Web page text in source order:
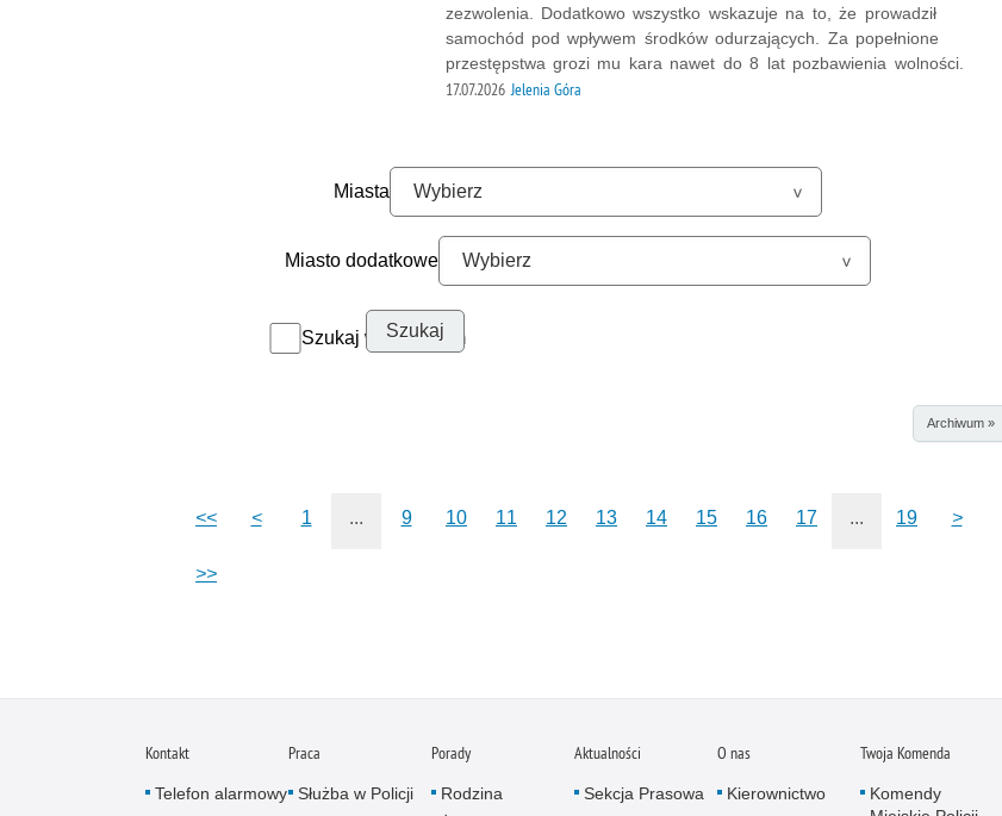
zezwolenia. Dodatkowo wszystko wskazuje na to, że prowadził
samochód pod wpływem środków odurzających. Za popełnione
przestępstwa grozi mu kara nawet do 8 lat pozbawienia wolności.
17.07.2026 Jelenia Góra
Miasta
Miasto dodatkowe
Szukaj w archiwum
Archiwum »
<< < 1 ... 9 10 11 12 13 14 15 16 17 ... 19 >
>>
Kontakt
Telefon alarmowy
Praca
Służba w Policji
Porady
Rodzina
Aktualności
Sekcja Prasowa
O nas
Kierownictwo
Twoja Komenda
Komendy